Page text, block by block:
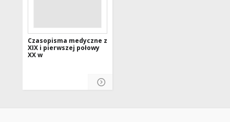
Czasopisma medyczne z
XIX i pierwszej połowy
XX w